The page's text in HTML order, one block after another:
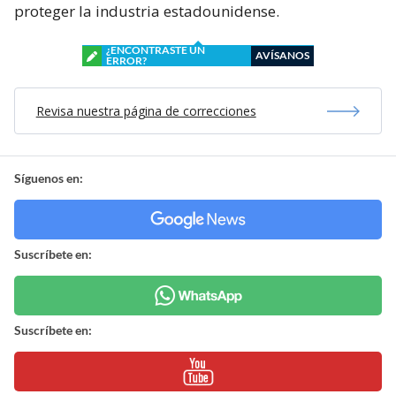
proteger la industria estadounidense.
¿ENCONTRASTE UN
ERROR?
AVÍSANOS
Revisa nuestra página de correcciones
Síguenos en:
Suscríbete en:
Suscríbete en: